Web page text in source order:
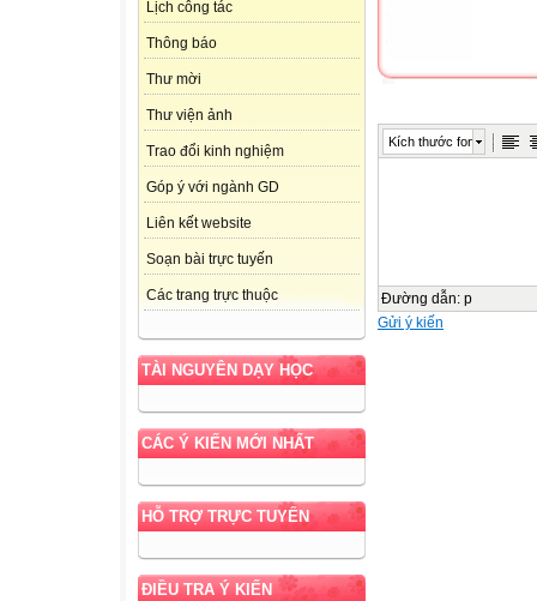
Lịch công tác
Thông báo
Thư mời
Thư viện ảnh
Trao đổi kinh nghiệm
Góp ý với ngành GD
Liên kết website
Soạn bài trực tuyến
Các trang trực thuộc
TÀI NGUYÊN DẠY HỌC
CÁC Ý KIẾN MỚI NHẤT
HỖ TRỢ TRỰC TUYẾN
ĐIỀU TRA Ý KIẾN
Kích thước font
Đường dẫn: p
Gửi ý kiến